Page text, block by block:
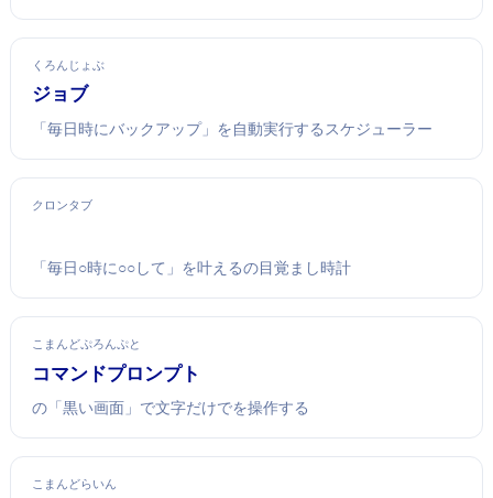
くろんじょぶ
cronジョブ
「毎日3時にバックアップ」を自動実行するスケジューラー
クロンタブ
「毎日○時に○○して」を叶えるLinuxの目覚まし時計
こまんどぷろんぷと
コマンドプロンプト
Windowsの「黒い画面」で文字だけでPCを操作する
こまんどらいん